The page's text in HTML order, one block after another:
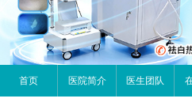
首页 医院简介 医生团队